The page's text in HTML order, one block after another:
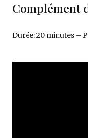
Complément
Durée: 20 minutes –